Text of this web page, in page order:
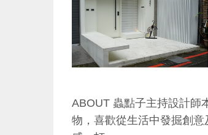
ABOUT 蟲點子主持設計師
物，喜歡從生活中發掘創